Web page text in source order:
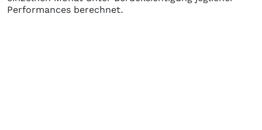
Performances berechnet.